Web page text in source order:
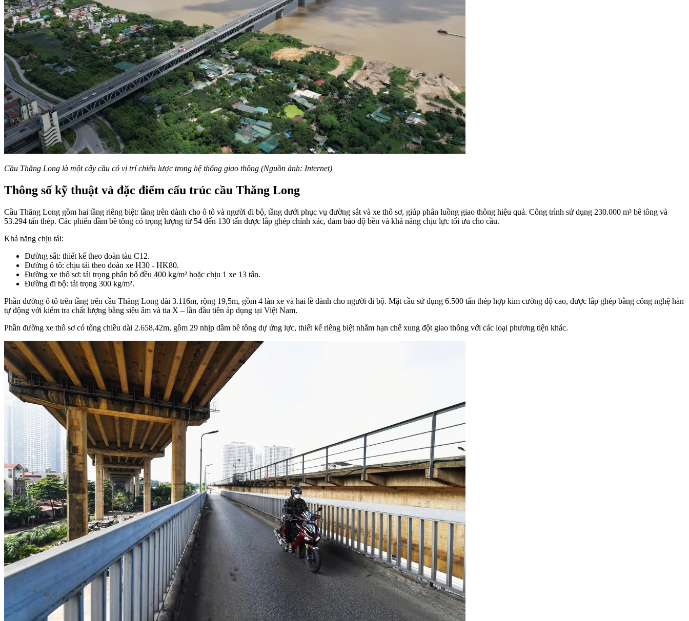
Cầu Thăng Long là một cây cầu có vị trí chiến lược trong hệ thống giao thông (Nguồn ảnh: Internet)
Thông số kỹ thuật và đặc điểm cấu trúc cầu Thăng Long
Cầu Thăng Long gồm hai tầng riêng biệt: tầng trên dành cho ô tô và người đi bộ, tầng dưới phục vụ đường sắt và xe thô sơ, giúp phân luồng giao thông hiệu quả. Công trình sử dụng 230.000 m³ bê tông và
53.294 tấn thép. Các phiến dầm bê tông có trọng lượng từ 54 đến 130 tấn được lắp ghép chính xác, đảm bảo độ bền và khả năng chịu lực tối ưu cho cầu.
Khả năng chịu tải:
Đường sắt: thiết kế theo đoàn tàu C12.
Đường ô tô: chịu tải theo đoàn xe H30 - HK80.
Đường xe thô sơ: tải trọng phân bố đều 400 kg/m² hoặc chịu 1 xe 13 tấn.
Đường đi bộ: tải trọng 300 kg/m².
Phần đường ô tô trên tầng trên cầu Thăng Long dài 3.116m, rộng 19,5m, gồm 4 làn xe và hai lề dành cho người đi bộ. Mặt cầu sử dụng 6.500 tấn thép hợp kim cường độ cao, được lắp ghép bằng công nghệ hàn
tự động với kiểm tra chất lượng bằng siêu âm và tia X – lần đầu tiên áp dụng tại Việt Nam.
Phần đường xe thô sơ có tổng chiều dài 2.658,42m, gồm 29 nhịp dầm bê tông dự ứng lực, thiết kế riêng biệt nhằm hạn chế xung đột giao thông với các loại phương tiện khác.